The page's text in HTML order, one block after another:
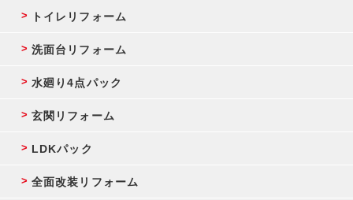
トイレリフォーム
洗面台リフォーム
水廻り4点パック
玄関リフォーム
LDKパック
全面改装リフォーム